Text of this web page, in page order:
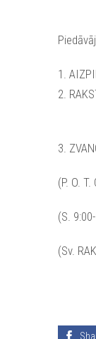
1.
2.
3.
(P. O.
(S.
(Sv.